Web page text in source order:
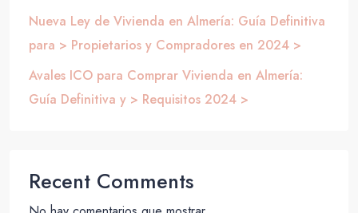
Nueva Ley de Vivienda en Almería: Guía Definitiva
para > Propietarios y Compradores en 2024 >
Avales ICO para Comprar Vivienda en Almería:
Guía Definitiva y > Requisitos 2024 >
Recent Comments